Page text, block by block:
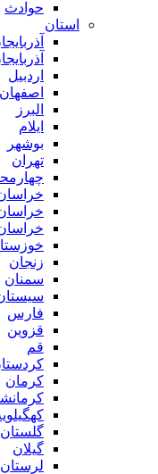
حوادث
استان
اردبیل
اصفهان
البرز
ایلام
بوشهر
تهران
زنجان
سمنان
فارس
قزوین
قم
کرمان
گلستان
گیلان
لرستان